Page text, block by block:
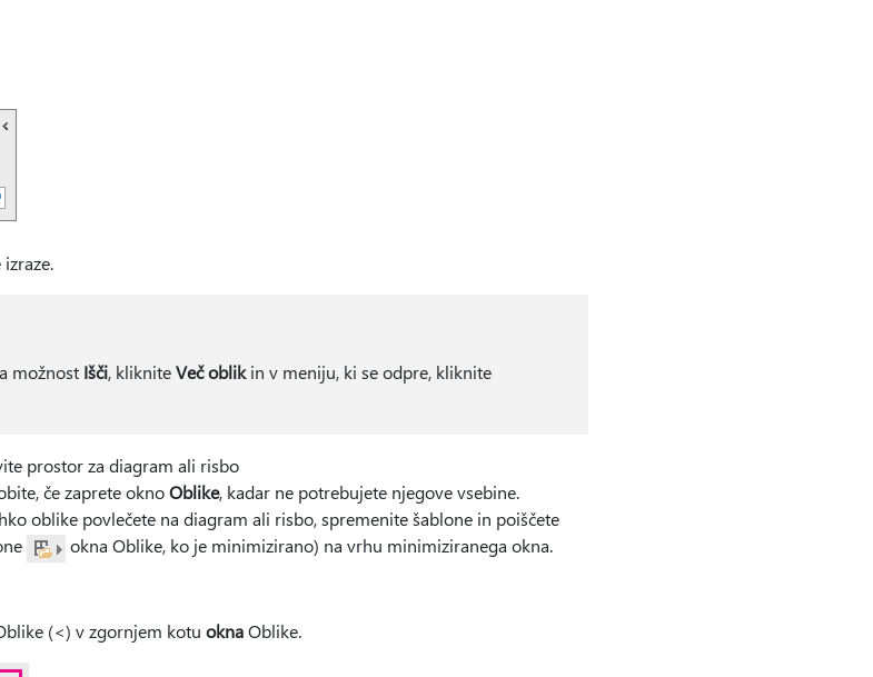
možnost Išči, klikniteVeč oblikin v meniju, ki se odpre, kliknite
prostor za diagram ali risbo
če zaprete oknoOblike, kadar ne potrebujete njegove vsebine.
oblike povlečete na diagram ali risbo, spremenite šablone in poiščete
okna Oblike, ko je minimizirano) na vrhu minimiziranega okna.
(<) v zgornjem kotu oknaOblike.